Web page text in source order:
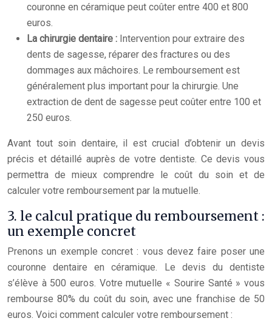
couronne en céramique peut coûter entre 400 et 800
euros.
La chirurgie dentaire : Intervention pour extraire des
dents de sagesse, réparer des fractures ou des
dommages aux mâchoires. Le remboursement est
généralement plus important pour la chirurgie. Une
extraction de dent de sagesse peut coûter entre 100 et
250 euros.
Avant tout soin dentaire, il est crucial d’obtenir un devis
précis et détaillé auprès de votre dentiste. Ce devis vous
permettra de mieux comprendre le coût du soin et de
calculer votre remboursement par la mutuelle.
3. le calcul pratique du remboursement :
un exemple concret
Prenons un exemple concret : vous devez faire poser une
couronne dentaire en céramique. Le devis du dentiste
s’élève à 500 euros. Votre mutuelle « Sourire Santé » vous
rembourse 80% du coût du soin, avec une franchise de 50
euros. Voici comment calculer votre remboursement :